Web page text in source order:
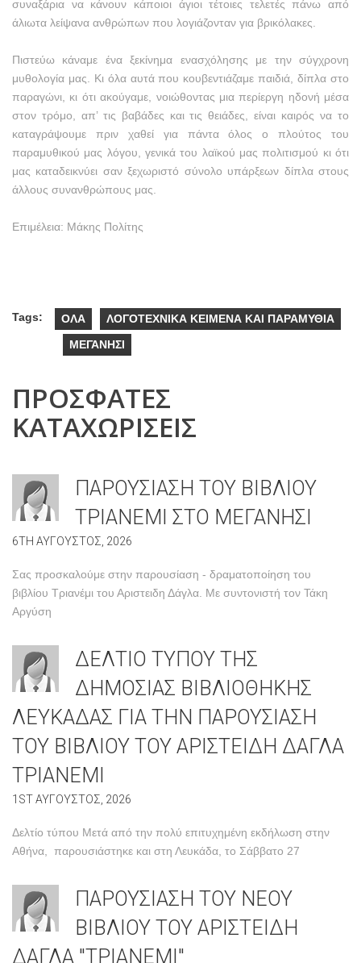
συναξάρια να κάνουν κάποιοι άγιοι τέτοιες τελετές πάνω από
άλιωτα λείψανα ανθρώπων που λογιάζονταν για βρικόλακες.
Πιστεύω κάναμε ένα ξεκίνημα ενασχόλησης με την σύγχρονη
μυθολογία μας. Κι όλα αυτά που κουβεντιάζαμε παιδιά, δίπλα στο
παραγώνι, κι ότι ακούγαμε, νοιώθοντας μια περίεργη ηδονή μέσα
στον τρόμο, απ’ τις βαβάδες και τις θειάδες, είναι καιρός να το
καταγράψουμε πριν χαθεί για πάντα όλος ο πλούτος του
παραμυθικού μας λόγου, γενικά του λαϊκού μας πολιτισμού κι ότι
μας καταδεικνύει σαν ξεχωριστό σύνολο υπάρξεων δίπλα στους
άλλους συνανθρώπους μας.
Επιμέλεια: Μάκης Πολίτης
Tags: ΟΛΑ
ΛΟΓΟΤΕΧΝΙΚΑ ΚΕΙΜΕΝΑ ΚΑΙ ΠΑΡΑΜΥΘΙΑ
ΜΕΓΑΝΗΣΙ
ΠΡΟΣΦΑΤΕΣ
ΚΑΤΑΧΩΡΙΣΕΙΣ
ΠΑΡΟΥΣΙΑΣΗ ΤΟΥ ΒΙΒΛΙΟΥ
ΤΡΙΑΝΕΜΙ ΣΤΟ ΜΕΓΑΝΗΣΙ
6TH ΑΥΓΟΥΣΤΟΣ, 2026
Σας προσκαλούμε στην παρουσίαση - δραματοποίηση του
βιβλίου Τριανέμι του Αριστειδη Δάγλα. Με συντονιστή τον Τάκη
Αργύση
ΔΕΛΤΙΟ ΤΥΠΟΥ ΤΗΣ
ΔΗΜΟΣΙΑΣ ΒΙΒΛΙΟΘΗΚΗΣ
ΛΕΥΚΑΔΑΣ ΓΙΑ ΤΗΝ ΠΑΡΟΥΣΙΑΣΗ
ΤΟΥ ΒΙΒΛΙΟΥ ΤΟΥ ΑΡΙΣΤΕΙΔΗ ΔΑΓΛΑ
ΤΡΙΑΝΕΜΙ
1ST ΑΥΓΟΥΣΤΟΣ, 2026
Δελτίο τύπου Μετά από την πολύ επιτυχημένη εκδήλωση στην
Αθήνα, παρουσιάστηκε και στη Λευκάδα, το Σάββατο 27
ΠΑΡΟΥΣΙΑΣΗ ΤΟΥ ΝΕΟΥ
ΒΙΒΛΙΟΥ ΤΟΥ ΑΡΙΣΤΕΙΔΗ
ΔΑΓΛΑ "ΤΡΙΑΝΕΜΙ"